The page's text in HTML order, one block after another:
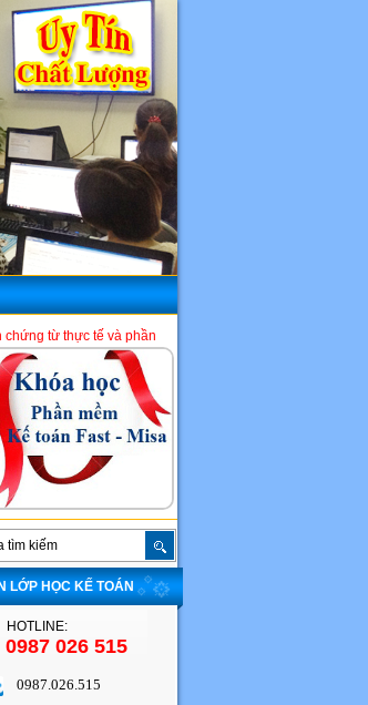
và phần mềm HTKK, Excel, Misa. Là một địa chỉ học kế
LỚP HỌC KẾ TOÁN
0987 026 515
HOTLINE:
0987.026.515